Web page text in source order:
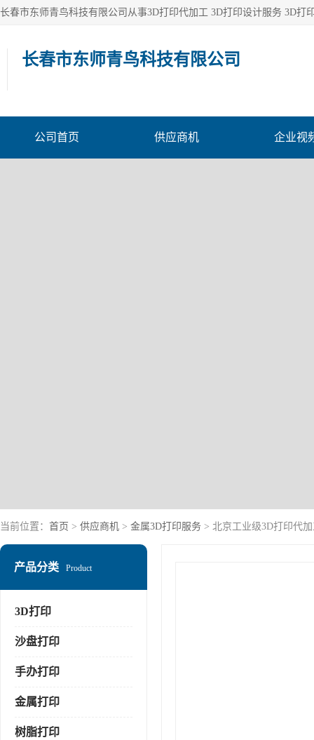
长春市东师青鸟科技有限公司
公司首页 供应商机 企业视
当前位置： 首页 > 供应商机 > 金属3D打印服务 > 北京工业级3D打印代
产品分类 Product
3D打印
沙盘打印
手办打印
金属打印
树脂打印